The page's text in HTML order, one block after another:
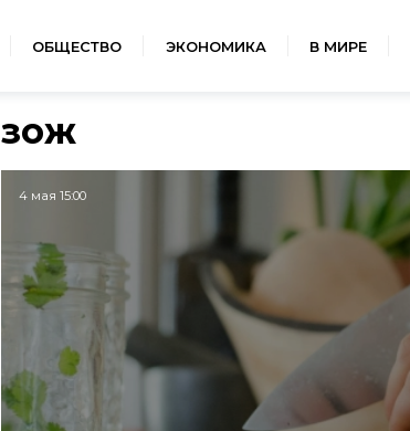
ОБЩЕСТВО ЭКОНОМИКА В МИРЕ
зож
4 мая 15:00